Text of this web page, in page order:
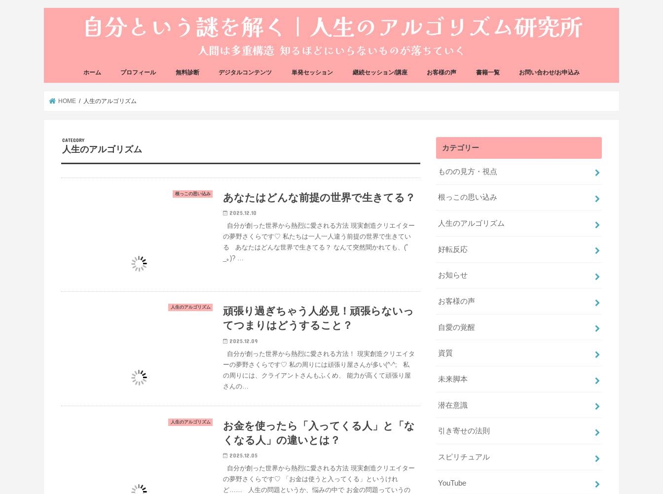
ホーム プロフィール 無料診断 デジタルコンテンツ 単発セッション 継続セッション/講座 お客様の声 書籍一覧 お問い合わせ/お申込み
HOME 人生のアルゴリズム
人生のアルゴリズム
根っこの思い込み あなたはどんな前提の世界で生きてる？
2025.12.10
自分が創った世界から熱烈に愛される方法 現実創造クリエイター
の夢野さくらです♡ 私たちは一人一人違う前提の世界で生きてい
る あなたはどんな世界で生きてる？ なんて突然聞かれても、(ﾟ
_｡)? …
人生のアルゴリズム
頑張り過ぎちゃう人必見！頑張らないっ
てつまりはどうすること？
2025.12.09
自分が創った世界から熱烈に愛される方法！ 現実創造クリエイタ
ーの夢野さくらです♡ 私の周りには頑張り屋さんが多い(^-^; 私
の周りには、クライアントさんもふくめ、 能力が高くて頑張り屋
さんの…
人生のアルゴリズム
お金を使ったら「入ってくる人」と「な
くなる人」の違いとは？
2025.12.05
自分が創った世界から熱烈に愛される方法 現実創造クリエイター
の夢野さくらです♡ 「お金は使うと入ってくる」というけれ
ど…… 人生の問題というか、悩みの中で お金の問題っていうの
カテゴリー
ものの見方・視点
根っこの思い込み
人生のアルゴリズム
好転反応
お知らせ
お客様の声
自愛の覚醒
資質
未来脚本
潜在意識
引き寄せの法則
スピリチュアル
YouTube